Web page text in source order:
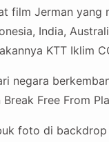
film Jerman yang
India,
KTT Iklim
negara
Free From
foto di